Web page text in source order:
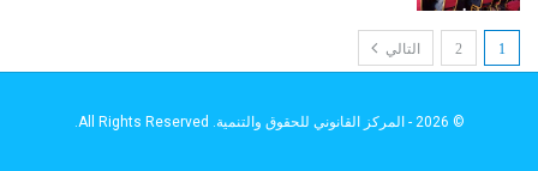
1
2 التالي
© 2026 - المركز القانوني للحقوق والتنمية. All Rights Reserved.